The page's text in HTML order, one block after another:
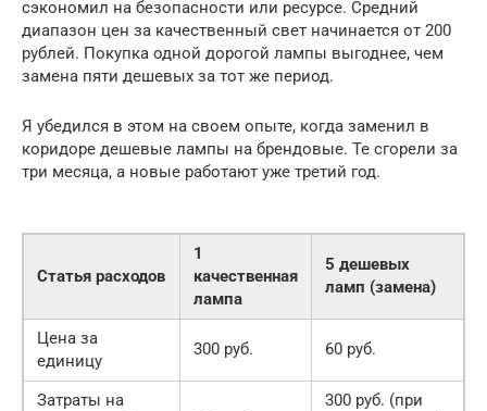
сэкономил на безопасности или ресурсе. Средний
диапазон цен за качественный свет начинается от 200
рублей. Покупка одной дорогой лампы выгоднее, чем
замена пяти дешевых за тот же период.
Я убедился в этом на своем опыте, когда заменил в
коридоре дешевые лампы на брендовые. Те сгорели за
три месяца, а новые работают уже третий год.
Статья расходов
1
качественная
лампа
5 дешевых
ламп (замена)
Цена за
единицу
300 руб. 60 руб.
Затраты на
300 руб. (при